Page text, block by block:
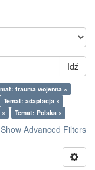
Idź
trauma wojenna ×
Temat: adaptacja ×
Temat: Polska ×
Show Advanced Filters